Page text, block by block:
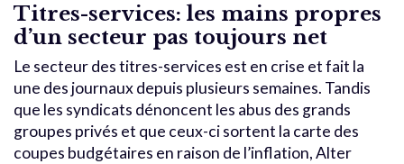
Titres-services: les mains propres
d’un secteur pas toujours net
Le secteur des titres-services est en crise et fait la
une des journaux depuis plusieurs semaines. Tandis
que les syndicats dénoncent les abus des grands
groupes privés et que ceux-ci sortent la carte des
coupes budgétaires en raison de l’inflation, Alter